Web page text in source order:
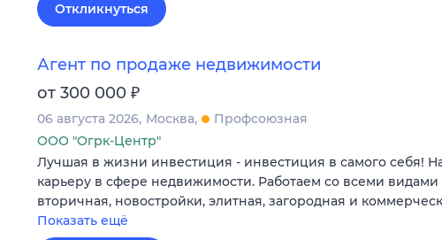
Откликнуться
Агент по продаже недвижимости
от 300 000 ₽
06 августа 2026 Москва
Профсоюзная
ООО "Огрк-Центр"
Лучшая в жизни инвестиция - инвестиция в самого себя!
карьеру в сфере недвижимости. Работаем со всеми
вторичная, новостройки, элитная, загородная и
Показать ещё